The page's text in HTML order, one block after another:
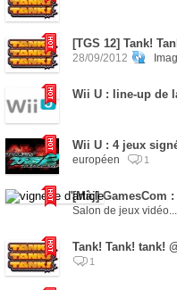
[TGS 12] Tank!
28/09/2012
Wii U : line-up de
Wii U : 4 jeux
européen
1
[Màj] GamesCom
Salon de jeux vidéo...
Tank! Tank! tank!
1